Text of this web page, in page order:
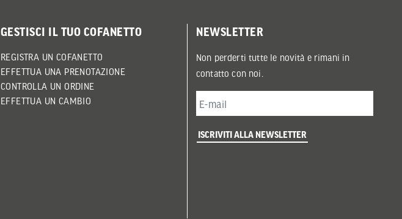
GESTISCI IL TUO COFANETTO
REGISTRA UN COFANETTO
EFFETTUA UNA PRENOTAZIONE
CONTROLLA UN ORDINE
EFFETTUA UN CAMBIO
NEWSLETTER
Non perderti tutte le novità e rimani in
contatto con noi.
ISCRIVITI ALLA NEWSLETTER